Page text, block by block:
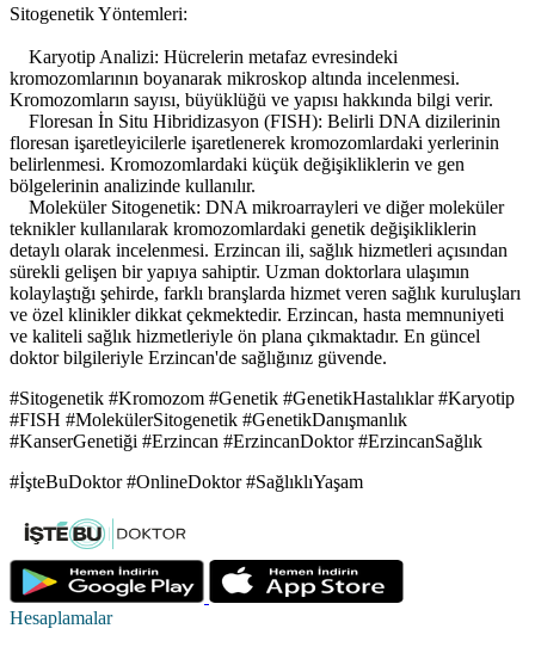
Sitogenetik Yöntemleri:
Karyotip Analizi: Hücrelerin metafaz evresindeki
kromozomlarının boyanarak mikroskop altında incelenmesi.
Kromozomların sayısı, büyüklüğü ve yapısı hakkında bilgi verir.
Floresan İn Situ Hibridizasyon (FISH): Belirli DNA dizilerinin
floresan işaretleyicilerle işaretlenerek kromozomlardaki yerlerinin
belirlenmesi. Kromozomlardaki küçük değişikliklerin ve gen
bölgelerinin analizinde kullanılır.
Moleküler Sitogenetik: DNA mikroarrayleri ve diğer moleküler
teknikler kullanılarak kromozomlardaki genetik değişikliklerin
detaylı olarak incelenmesi. Erzincan ili, sağlık hizmetleri açısından
sürekli gelişen bir yapıya sahiptir. Uzman doktorlara ulaşımın
kolaylaştığı şehirde, farklı branşlarda hizmet veren sağlık kuruluşları
ve özel klinikler dikkat çekmektedir. Erzincan, hasta memnuniyeti
ve kaliteli sağlık hizmetleriyle ön plana çıkmaktadır. En güncel
doktor bilgileriyle Erzincan'de sağlığınız güvende.
#Sitogenetik #Kromozom #Genetik #GenetikHastalıklar #Karyotip
#FISH #MolekülerSitogenetik #GenetikDanışmanlık
#KanserGenetiği #Erzincan #ErzincanDoktor #ErzincanSağlık
#İşteBuDoktor #OnlineDoktor #SağlıklıYaşam
Hesaplamalar